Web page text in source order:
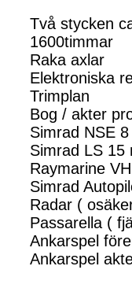
Två stycken
1600timmar
Raka axlar
Elektroniska
Trimplan
Bog / akter
Simrad NSE
Simrad LS 15
Raymarine
Simrad
Radar (
Passarella (
Ankarspel
Ankarspel